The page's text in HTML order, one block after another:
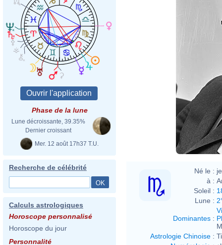
Phase de la lune
Lune décroissante, 39.35%
Dernier croissant
Mer. 12 août 17h37 T.U.
Recherche de célébrité
Calculs astrologiques
Horoscope personnalisé
Horoscope du jour
Personnalité
Né le :
à :
Soleil :
Lune :
Dominantes :
Astrologie Chinoise :